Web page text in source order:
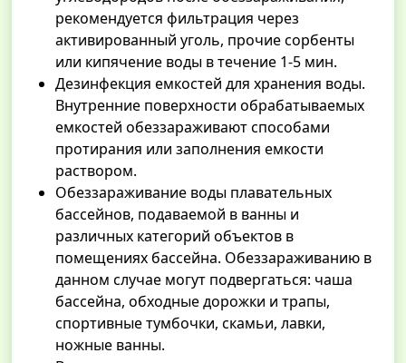
рекомендуется фильтрация через
активированный уголь, прочие сорбенты
или кипячение воды в течение 1-5 мин.
Дезинфекция емкостей для хранения воды.
Внутренние поверхности обрабатываемых
емкостей обеззараживают способами
протирания или заполнения емкости
раствором.
Обеззараживание воды плавательных
бассейнов, подаваемой в ванны и
различных категорий объектов в
помещениях бассейна. Обеззараживанию в
данном случае могут подвергаться: чаша
бассейна, обходные дорожки и трапы,
спортивные тумбочки, скамьи, лавки,
ножные ванны.